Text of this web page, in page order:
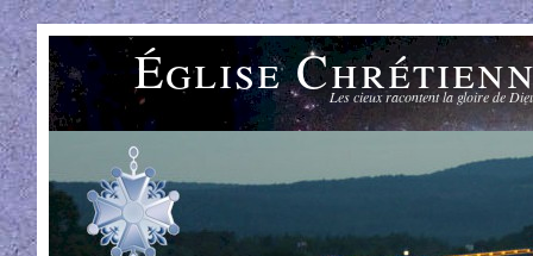
Église Les cieux racontent la gloire de